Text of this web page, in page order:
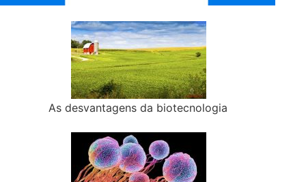
As desvantagens da biotecnologia